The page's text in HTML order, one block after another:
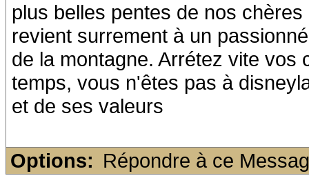
plus belles pentes de nos
revient surrement à un
de la montagne. Arrétez vite
temps, vous n'êtes pas à
et de ses valeurs
Options: Répondre à ce